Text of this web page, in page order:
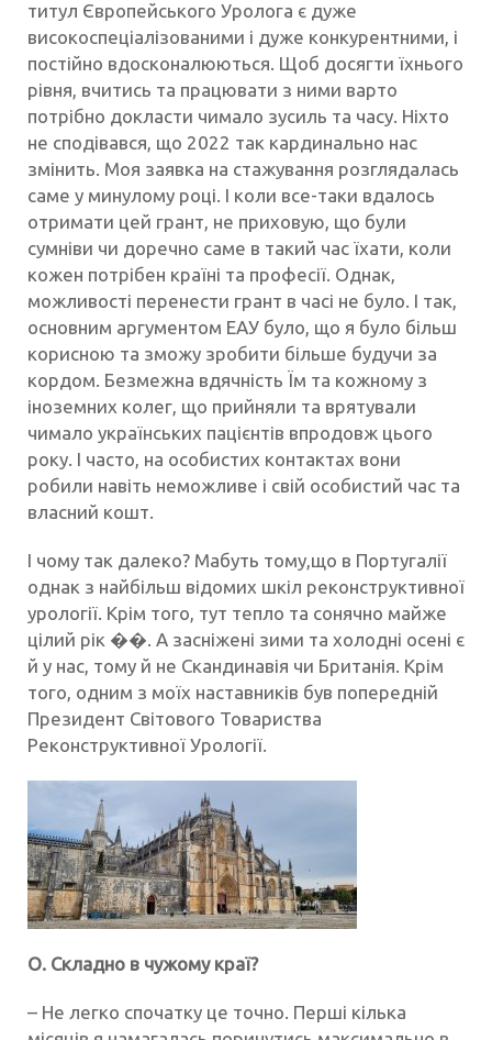
титул Європейського Уролога є дуже
високоспеціалізованими і дуже конкурентними, і
постійно вдосконалюються. Щоб досягти їхнього
рівня, вчитись та працювати з ними варто
потрібно докласти чимало зусиль та часу. Ніхто
не сподівався, що 2022 так кардинально нас
змінить. Моя заявка на стажування розглядалась
саме у минулому році. І коли все-таки вдалось
отримати цей грант, не приховую, що були
сумніви чи доречно саме в такий час їхати, коли
кожен потрібен країні та професії. Однак,
можливості перенести грант в часі не було. І так,
основним аргументом ЕАУ було, що я було більш
корисною та зможу зробити більше будучи за
кордом. Безмежна вдячність Їм та кожному з
іноземних колег, що прийняли та врятували
чимало українських пацієнтів впродовж цього
року. І часто, на особистих контактах вони
робили навіть неможливе і свій особистий час та
власний кошт.
І чому так далеко? Мабуть тому,що в Португалії
однак з найбільш відомих шкіл реконструктивної
урології. Крім того, тут тепло та сонячно майже
цілий рік ��. А засніжені зими та холодні осені є
й у нас, тому й не Скандинавія чи Британія. Крім
того, одним з моїх наставників був попередній
Президент Світового Товариства
Реконструктивної Урології.
О. Складно в чужому краї?
– Не легко спочатку це точно. Перші кілька